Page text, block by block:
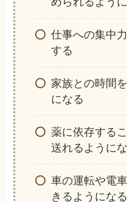
仕事への集中
する
家族との時間
になる
薬に依存する
送れるように
車の運転や電
きるようになる